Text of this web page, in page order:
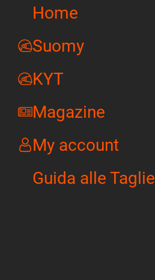
Home
Suomy
KYT
Magazine
My account
Guida alle Taglie